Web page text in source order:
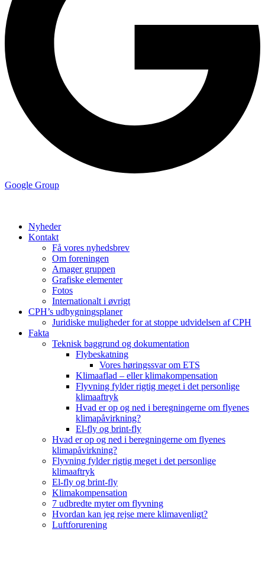
Google Group
Nyheder
Kontakt
Få vores nyhedsbrev
Om foreningen
Amager gruppen
Grafiske elementer
Fotos
Internationalt i øvrigt
CPH’s udbygningsplaner
Juridiske muligheder for at stoppe udvidelsen af CPH
Fakta
Teknisk baggrund og dokumentation
Flybeskatning
Vores høringssvar om ETS
Klimaaflad – eller klimakompensation
Flyvning fylder rigtig meget i det personlige
klimaaftryk
Hvad er op og ned i beregningerne om flyenes
klimapåvirkning?
El-fly og brint-fly
Hvad er op og ned i beregningerne om flyenes
klimapåvirkning?
Flyvning fylder rigtig meget i det personlige
klimaaftryk
El-fly og brint-fly
Klimakompensation
7 udbredte myter om flyvning
Hvordan kan jeg rejse mere klimavenligt?
Luftforurening